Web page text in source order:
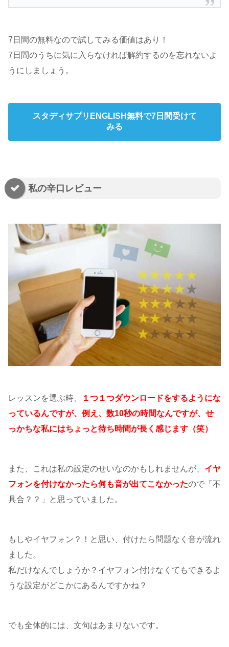
7日間の無料なので試してみる価値はあり！
7日間のうちに気に入らなければ解約するのを忘れないよ
うにしましょう。
スタディサプリENGLISH無料で7日間受けて
みる
私の辛口レビュー
レッスンを選ぶ時、
１つ１つダウンロードをするようにな
っているんですが、例え、数10秒の時間なんですが、せ
っかちな私にはちょっと待ち時間が長く感じます（笑）
また、これは私の設定のせいなのかもしれませんが、 イヤ
フォンを付けなかったら何も音が出てこなかったので「不
具合？？」と思っていました。
もしやイヤフォン？！と思い、付けたら問題なく音が流れ
ました。
私だけなんでしょうか？イヤフォン付けなくてもできるよ
うな設定がどこかにあるんですかね？
でも全体的には、文句はあまりないです。